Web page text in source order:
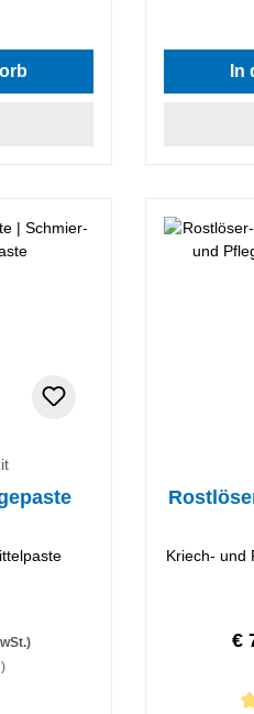
von 4.67 von 5 Sternen
In
Kriech- und
€